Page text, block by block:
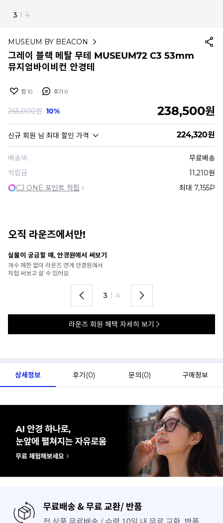
3 I 4
MUSEUM BY BEACON
그레이 블랙 메탈 무테 MUSEUM72 C3 53mm
뮤지엄바이비컨 안경테
찜 10 후기 0
265,000원 10% 238,500원
신규 회원 님 최대 할인 가격 224,320원
배송비
무료배송
적립금
11,210원
CJ ONE 포인트 적립
최대 7,155P
오직 라운즈에서만!
실물이 궁금할 때, 안경원에서 써보기
개수 제한 없이 라운즈 연계 안경원에서
직접 써보고 살 수 있어요.
3 I 4
라운즈 회원 혜택 자세히 보기
상세정보 후기(0) 문의(0) 구매정보